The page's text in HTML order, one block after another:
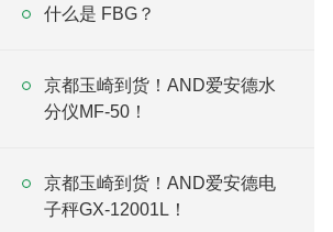
什么是 FBG？
京都玉崎到货！AND爱安德水
分仪MF-50！
京都玉崎到货！AND爱安德电
子秤GX-12001L！